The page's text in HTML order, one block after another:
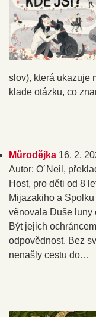
slov), která ukazuje
klade otázku, co
Můrodějka 16. 2.
Autor: O´Neil,
Host, pro děti od 8
Mijazakiho a
věnovala Duše luny
Být jejich
odpovědnost. Bez
nenašly cestu do…